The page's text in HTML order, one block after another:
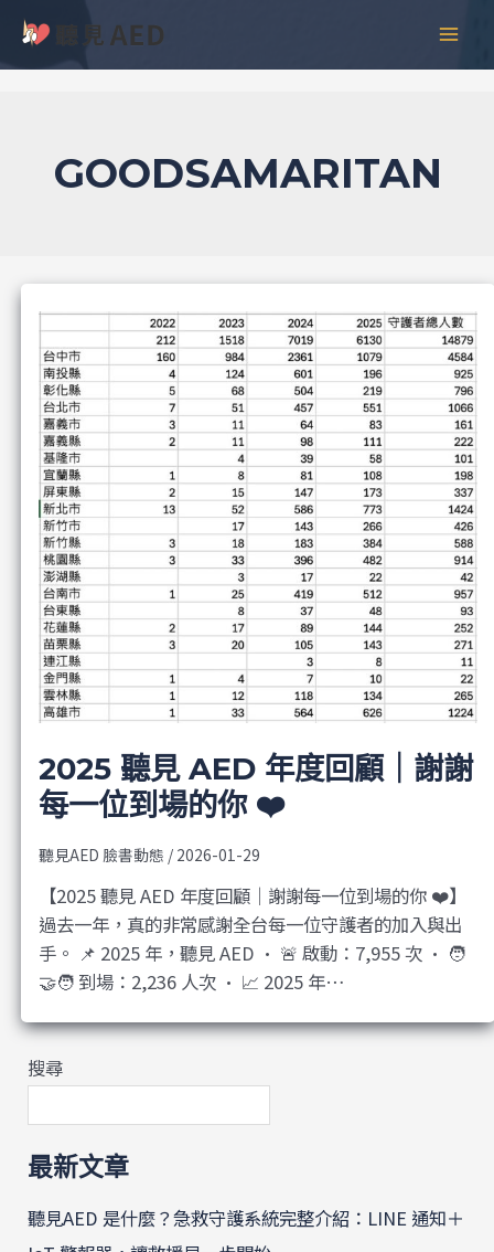
主
GOODSAMARITAN
2025 聽見 AED 年度回顧｜謝謝
每一位到場的你 ❤️
聽見AED 臉書動態 / 2026-01-29
【2025 聽見 AED 年度回顧｜謝謝每一位到場的你 ❤️】
過去一年，真的非常感謝全台每一位守護者的加入與出
手。 📌 2025 年，聽見 AED • 🚨 啟動：7,955 次 • 🧑
🤝🧑 到場：2,236 人次 • 📈 2025 年…
搜尋
最新文章
聽見AED 是什麼？急救守護系統完整介紹：LINE 通知＋
彙
整